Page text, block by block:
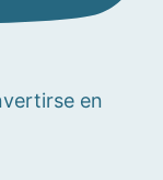
en